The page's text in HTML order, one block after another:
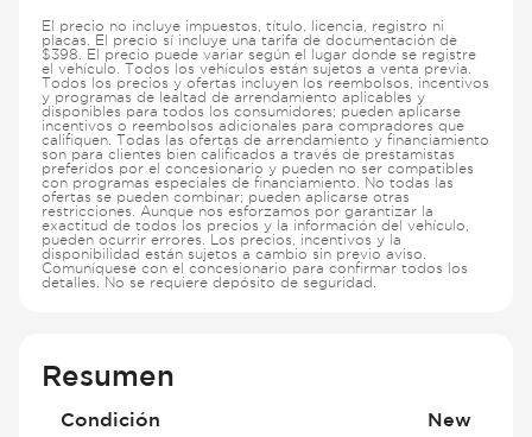
El precio no incluye impuestos, título, licencia, registro ni
placas. El precio sí incluye una tarifa de documentación de
$398. El precio puede variar según el lugar donde se registre
el vehículo. Todos los vehículos están sujetos a venta previa.
Todos los precios y ofertas incluyen los reembolsos, incentivos
y programas de lealtad de arrendamiento aplicables y
disponibles para todos los consumidores; pueden aplicarse
incentivos o reembolsos adicionales para compradores que
califiquen. Todas las ofertas de arrendamiento y financiamiento
son para clientes bien calificados a través de prestamistas
preferidos por el concesionario y pueden no ser compatibles
con programas especiales de financiamiento. No todas las
ofertas se pueden combinar; pueden aplicarse otras
restricciones. Aunque nos esforzamos por garantizar la
exactitud de todos los precios y la información del vehículo,
pueden ocurrir errores. Los precios, incentivos y la
disponibilidad están sujetos a cambio sin previo aviso.
Comuníquese con el concesionario para confirmar todos los
detalles. No se requiere depósito de seguridad.
Resumen
Condición New